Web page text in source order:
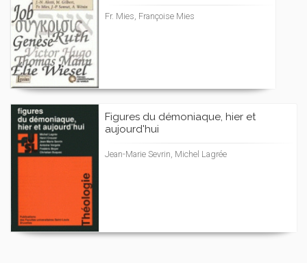
Fr. Mies, Françoise Mies
Figures du démoniaque, hier et
aujourd'hui
Jean-Marie Sevrin, Michel Lagrée